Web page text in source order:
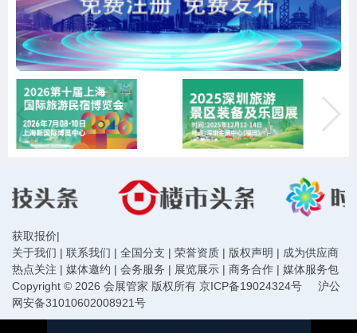
获取报价|
关于我们 | 联系我们 | 全国分支 | 荣誉资质 | 版权声明 | 成为供应商
热点关注 | 媒体邀约 | 会务服务 | 展览展示 | 商务合作 | 媒体服务包
Copyright © 2026 会展管家 版权所有 京ICP备19024324号
沪公
网安备31010602008921号